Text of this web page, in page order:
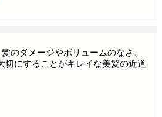
のダメージやボリュームのなさ、
切にすることがキレイな美髪の近道